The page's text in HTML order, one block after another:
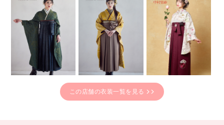
この店舗の衣装一覧を見る